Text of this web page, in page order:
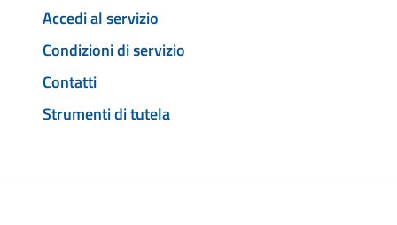
Accedi al servizio
Condizioni di servizio
Contatti
Strumenti di tutela